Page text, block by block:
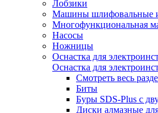
Лобзики
Машины шлифовальные
Многофункциональная
Насосы
Ножницы
Оснастка для
Оснастка для
Смотреть весь
Биты
Буры SDS-Plus c
Диски алмазные